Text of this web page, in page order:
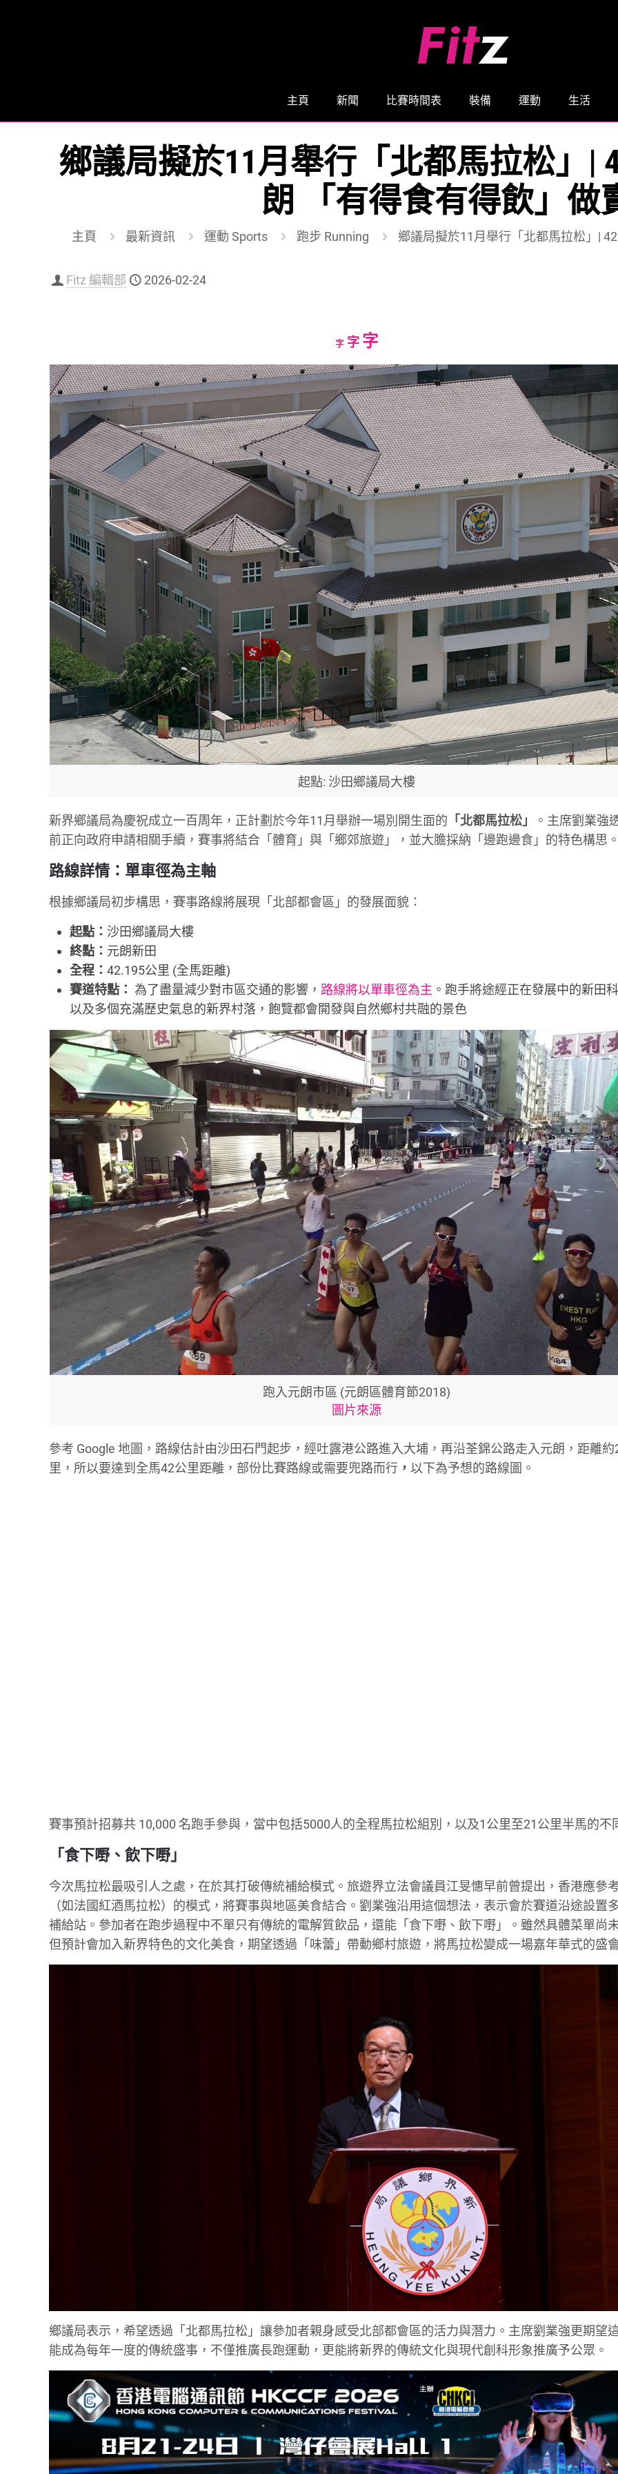
主頁 新聞 比賽時間表 裝備 運動 生活
鄉議局擬於11月舉行「北都馬拉松」|
朗 「有得食有得飲」做
主頁 最新資訊 運動 Sports 跑步 Running 鄉議局擬於11月舉行「北都馬拉松」|
Fitz 編輯部 2026-02-24
字Decrease
size.
字Reset
size.
字Increase
font
size.
起點: 沙田鄉議局大樓
新界鄉議局為慶祝成立一百周年，正計劃於今年11月舉辦一場別開生面的 「北都馬拉松」
。主席劉業強
前正向政府申請相關手續，賽事將結合「體育」與「鄉郊旅遊」，並大膽採納「邊跑邊食」的特色構思
路線詳情：單車徑為主軸
根據鄉議局初步構思，賽事路線將展現「北部都會區」的發展面貌：
起點： 沙田鄉議局大樓
終點： 元朗新田
全程：42.195公里 (全馬距離)
賽道特點： 為了盡量減少對市區交通的影響， 路線將以單車徑為主 。跑手將途經正在發展中的新田
以及多個充滿歷史氣息的新界村落，飽覽都會開發與自然鄉村共融的景色
跑入元朗市區 (元朗區體育節2018)
圖片來源
參考 Google 地圖，路線估計由沙田石門起步，經吐露港公路進入大埔，再沿荃錦公路走入元朗，距離約
里，所以要達到全馬42公里距離，部份比賽路線或需要兜路而行 ，以下為予想的路線圖。
賽事預計招募共 10,000 名跑手參與，當中包括5000人的全程馬拉松組別，以及1公里至21公里半馬的不
「食下嘢、飲下嘢」
今次馬拉松最吸引人之處，在於其打破傳統補給模式。旅遊界立法會議員江旻憓早前曾提出，香港應參
（如法國紅酒馬拉松）的模式，將賽事與地區美食結合。劉業強沿用這個想法，表示會於賽道沿途設置
補給站。參加者在跑步過程中不單只有傳統的電解質飲品，還能「食下嘢、飲下嘢」。雖然具體菜單尚
但預計會加入新界特色的文化美食，期望透過「味蕾」帶動鄉村旅遊，將馬拉松變成一場嘉年華式的盛
鄉議局表示，希望透過「北都馬拉松」讓參加者親身感受北部都會區的活力與潛力。主席劉業強更期望
能成為每年一度的傳統盛事，不僅推廣長跑運動，更能將新界的傳統文化與現代創科形象推廣予公眾。